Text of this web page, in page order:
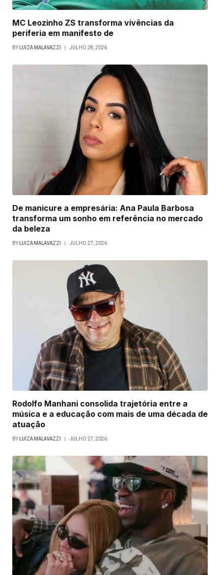
MC Leozinho ZS transforma vivências da
periferia em manifesto de
BY LUIZA MALAVAZZI JULHO 28, 2026
De manicure a empresária: Ana Paula Barbosa
transforma um sonho em referência no mercado
da beleza
BY LUIZA MALAVAZZI JULHO 27, 2026
Rodolfo Manhani consolida trajetória entre a
música e a educação com mais de uma década de
atuação
BY LUIZA MALAVAZZI JULHO 27, 2026